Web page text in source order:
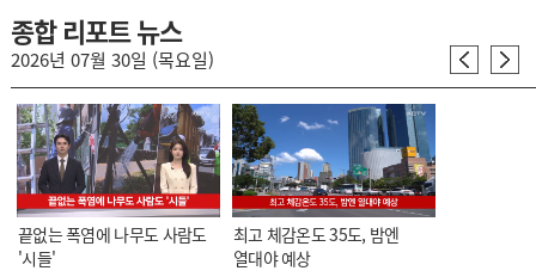
종합 리포트 뉴스
2026년 07월 30일 (목요일)
끝없는 폭염에 나무도 사람도
'시들'
최고 체감온도 35도, 밤엔
열대야 예상